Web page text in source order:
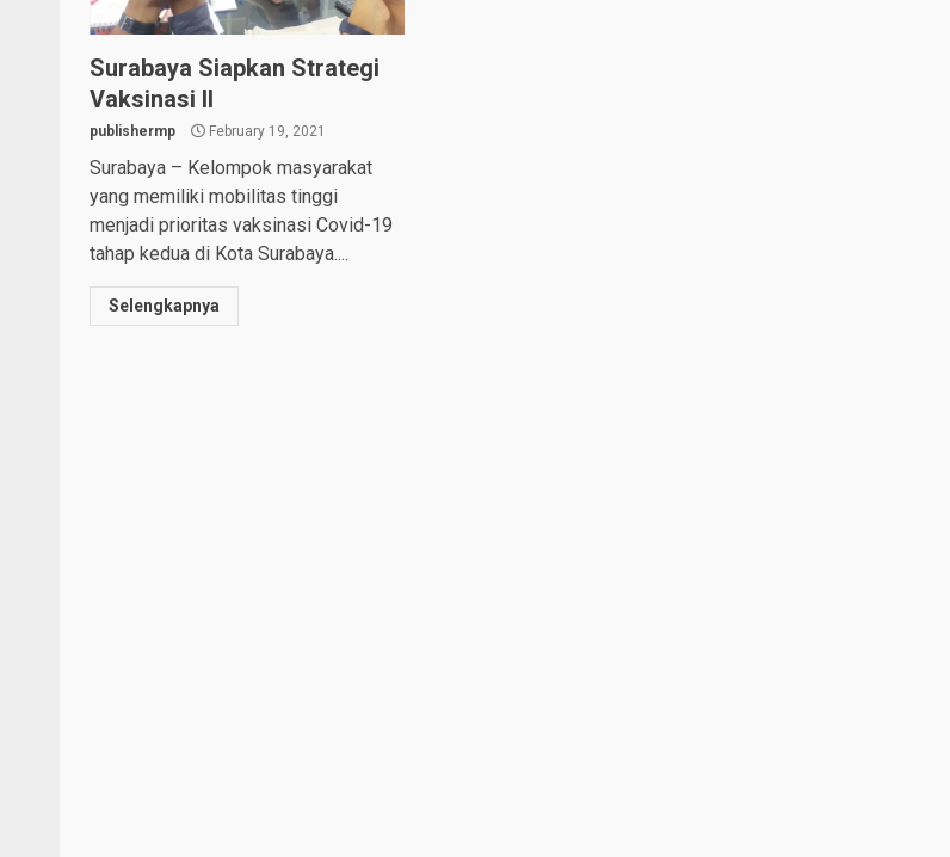
Surabaya Siapkan Strategi
Vaksinasi II
publishermp February 19, 2021
Surabaya – Kelompok masyarakat
yang memiliki mobilitas tinggi
menjadi prioritas vaksinasi Covid-19
tahap kedua di Kota Surabaya....
Selengkapnya